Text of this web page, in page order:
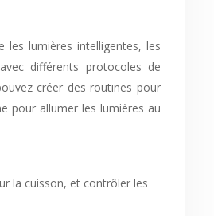
les lumières intelligentes, les
différents protocoles de
créer des routines pour
pour allumer les lumières au
la cuisson, et contrôler les